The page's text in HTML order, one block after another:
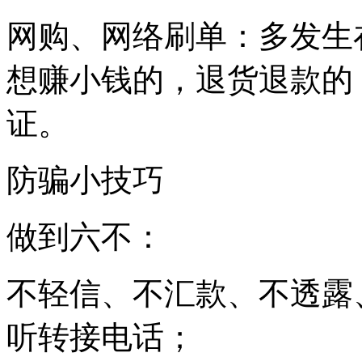
网购、网络刷单：多发
想赚小钱的，退货退款
证。
防骗小技巧
做到六不：
不轻信、不汇款、不透
听转接电话；